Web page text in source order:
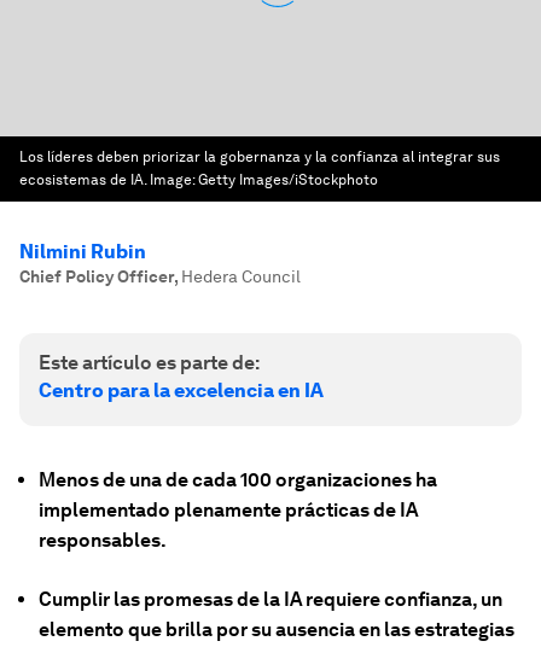
Los líderes deben priorizar la gobernanza y la confianza al integrar sus
ecosistemas de IA. Image:Getty Images/iStockphoto
Nilmini Rubin
Chief Policy Officer, Hedera Council
Este artículo es parte de:
Centro para la excelencia en IA
Menos de una de cada 100 organizaciones ha
implementado plenamente prácticas de IA
responsables.
Cumplir las promesas de la IA requiere confianza, un
elemento que brilla por su ausencia en las estrategias